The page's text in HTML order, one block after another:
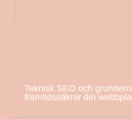
Teknisk SEO och
framtidssäkrar din